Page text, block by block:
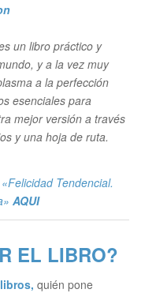
un libro práctico y
y a la vez muy
a la perfección
esenciales para
mejor versión a través
y una hoja de ruta.
«Felicidad Tendencial.
AQUI
EL LIBRO?
, quién pone